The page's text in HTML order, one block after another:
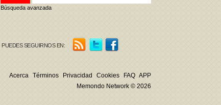
Búsqueda avanzada
PUEDES SEGUIRNOS EN:
Acerca Términos Privacidad Cookies FAQ APP
Memondo Network © 2026